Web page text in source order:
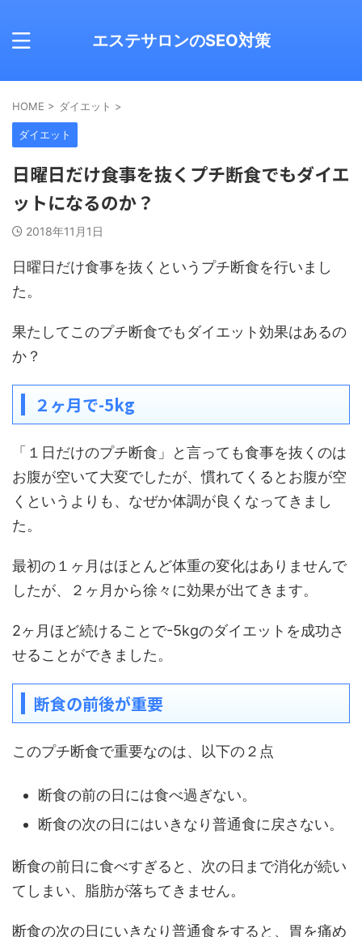
エステサロンのSEO対策
HOME > ダイエット >
ダイエット
日曜日だけ食事を抜くプチ断食でもダイエ
ットになるのか？
2018年11月1日
日曜日だけ食事を抜くというプチ断食を行いまし
た。
果たしてこのプチ断食でもダイエット効果はあるの
か？
２ヶ月で-5kg
「１日だけのプチ断食」と言っても食事を抜くのは
お腹が空いて大変でしたが、慣れてくるとお腹が空
くというよりも、なぜか体調が良くなってきまし
た。
最初の１ヶ月はほとんど体重の変化はありませんで
したが、２ヶ月から徐々に効果が出てきます。
2ヶ月ほど続けることで-5kgのダイエットを成功さ
せることができました。
断食の前後が重要
このプチ断食で重要なのは、以下の２点
断食の前の日には食べ過ぎない。
断食の次の日にはいきなり普通食に戻さない。
断食の前日に食べすぎると、次の日まで消化が続い
てしまい、脂肪が落ちてきません。
断食の次の日にいきなり普通食をすると、胃を痛め